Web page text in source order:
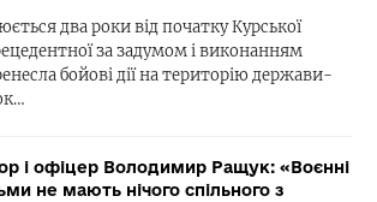
два роки від початку Курської
за задумом і виконанням
бойові дії на територію держави-
і офіцер Володимир Ращук: «Воєнні
не мають нічого спільного з